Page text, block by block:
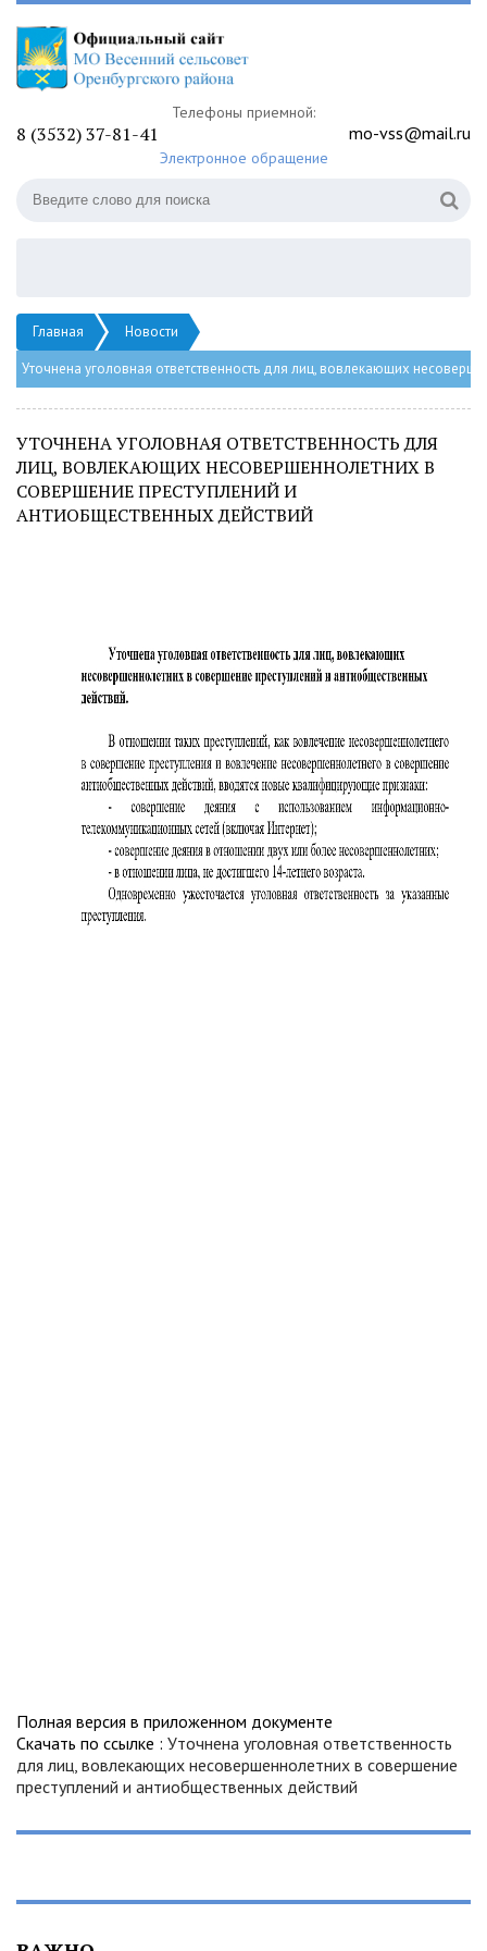
Телефоны приемной:
8 (3532) 37-81-41 mo-vss@mail.ru
Электронное обращение
Главная
Новости
Уточнена уголовная ответственность для лиц, вовлекающих
УТОЧНЕНА УГОЛОВНАЯ ОТВЕТСТВЕННОСТЬ ДЛЯ
ЛИЦ, ВОВЛЕКАЮЩИХ НЕСОВЕРШЕННОЛЕТНИХ В
СОВЕРШЕНИЕ ПРЕСТУПЛЕНИЙ И
АНТИОБЩЕСТВЕННЫХ ДЕЙСТВИЙ
Полная версия в приложенном документе
Скачать по ссылке : Уточнена уголовная ответственность
для лиц, вовлекающих несовершеннолетних в совершение
преступлений и антиобщественных действий